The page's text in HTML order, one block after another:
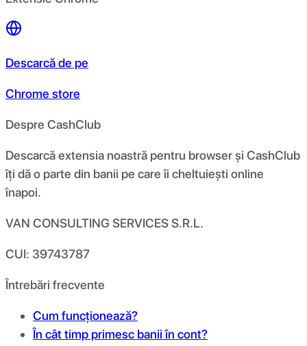
Descarcă de pe
Chrome store
Despre CashClub
Descarcă extensia noastră pentru browser și CashClub
îți dă o parte din banii pe care îi cheltuiești online
înapoi.
VAN CONSULTING SERVICES S.R.L.
CUI: 39743787
Întrebări frecvente
Cum funcționează?
În cât timp primesc banii în cont?